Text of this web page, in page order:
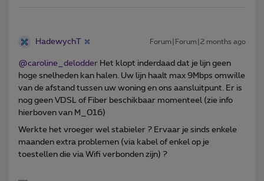
HadewychT Forum|Forum|2 months ago
@caroline_delodder Het klopt inderdaad dat je lijn geen
hoge snelheden kan halen. Uw lijn haalt max 9Mbps omwille
van de afstand tussen uw woning en ons aansluitpunt. Er is
nog geen VDSL of Fiber beschikbaar momenteel (zie info
hierboven van M_016)
Werkte het vroeger wel stabieler ? Ervaar je sinds enkele
maanden extra problemen (via kabel of enkel op je
toestellen die via Wifi verbonden zijn) ?